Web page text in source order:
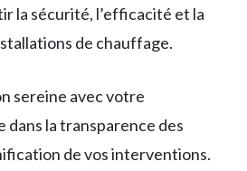
la sécurité, l’efficacité et la
de chauffage.
sereine avec votre
la transparence des
de vos interventions.